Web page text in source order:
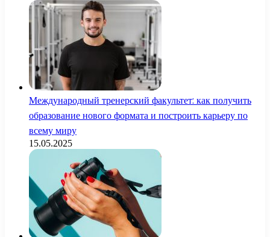
Международный тренерский факультет: как получить
образование нового формата и построить карьеру по
всему миру
15.05.2025